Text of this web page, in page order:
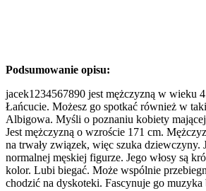
Podsumowanie opisu:
jacek1234567890 jest mężczyzną w wieku
Łańcucie. Możesz go spotkać również w
Albigowa. Myśli o poznaniu kobiety
Jest mężczyzną o wzroście 171 cm.
na trwały związek, więc szuka dziewczyny.
normalnej męskiej figurze. Jego włosy są
kolor. Lubi biegać. Może wspólnie
chodzić na dyskoteki. Fascynuje go muzyka